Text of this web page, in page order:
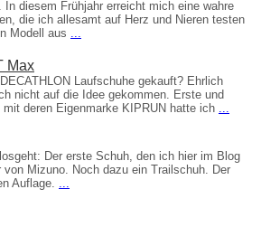
In diesem Frühjahr erreicht mich eine wahre
die ich allesamt auf Herz und Nieren testen
Modell aus
Max
Laufschuhe gekauft? Ehrlich
nicht auf die Idee gekommen. Erste und
deren Eigenmarke KIPRUN hatte ich
Der erste Schuh, den ich hier im Blog
Mizuno. Noch dazu ein Trailschuh. Der
Auflage.